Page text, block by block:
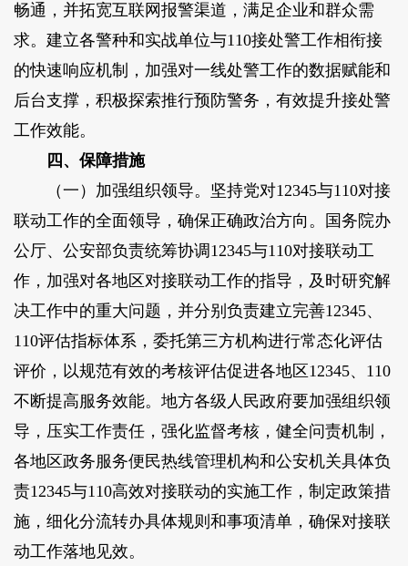
畅通，并拓宽互联网报警渠道，满足企业和群众需
求。建立各警种和实战单位与110接处警工作相衔接
的快速响应机制，加强对一线处警工作的数据赋能和
后台支撑，积极探索推行预防警务，有效提升接处警
工作效能。
四、保障措施
（一）加强组织领导。 坚持党对12345与110对接
联动工作的全面领导，确保正确政治方向。国务院办
公厅、公安部负责统筹协调12345与110对接联动工
作，加强对各地区对接联动工作的指导，及时研究解
决工作中的重大问题，并分别负责建立完善12345、
110评估指标体系，委托第三方机构进行常态化评估
评价，以规范有效的考核评估促进各地区12345、110
不断提高服务效能。地方各级人民政府要加强组织领
导，压实工作责任，强化监督考核，健全问责机制，
各地区政务服务便民热线管理机构和公安机关具体负
责12345与110高效对接联动的实施工作，制定政策措
施，细化分流转办具体规则和事项清单，确保对接联
动工作落地见效。